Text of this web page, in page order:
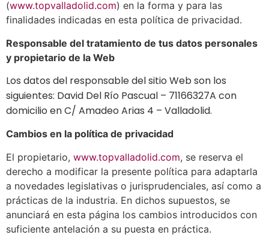
(www.topvalladolid.com) en la forma y para las
finalidades indicadas en esta política de privacidad.
Responsable del tratamiento de tus datos personales
y propietario de la Web
Los datos del responsable del sitio Web son los
siguientes: David Del Río Pascual – 71166327A con
domicilio en C/ Amadeo Arias 4 – Valladolid.
Cambios en la política de privacidad
El propietario, www.topvalladolid.com, se reserva el
derecho a modificar la presente política para adaptarla
a novedades legislativas o jurisprudenciales, así como a
prácticas de la industria. En dichos supuestos, se
anunciará en esta página los cambios introducidos con
suficiente antelación a su puesta en práctica.